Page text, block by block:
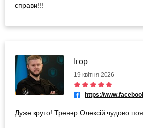
справи!!!
Ігор
19 квітня 2026
Дуже круто! Тренер Олексій чудово